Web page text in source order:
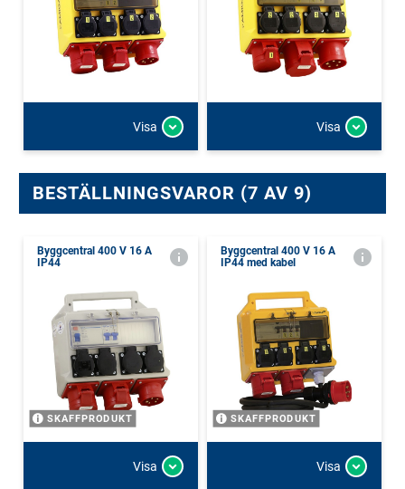
Visa Visa
BESTÄLLNINGSVAROR (7 AV 9)
Byggcentral 400 V 16 A
IP44
SKAFFPRODUKT
Visa
Byggcentral 400 V 16 A
IP44 med kabel
SKAFFPRODUKT
Visa